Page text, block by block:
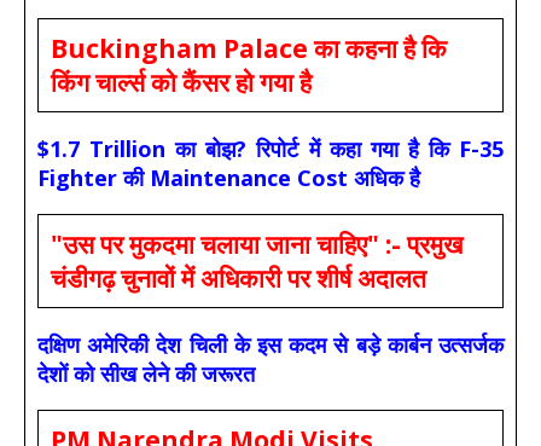
Buckingham Palace का कहना है कि
किंग चार्ल्स को कैंसर हो गया है
$1.7 Trillion का बोझ? रिपोर्ट में कहा गया है कि F-35
Fighter की Maintenance Cost अधिक है
"उस पर मुकदमा चलाया जाना चाहिए" :- प्रमुख
चंडीगढ़ चुनावों में अधिकारी पर शीर्ष अदालत
दक्षिण अमेरिकी देश चिली के इस कदम से बड़े कार्बन उत्सर्जक
देशों को सीख लेने की जरूरत